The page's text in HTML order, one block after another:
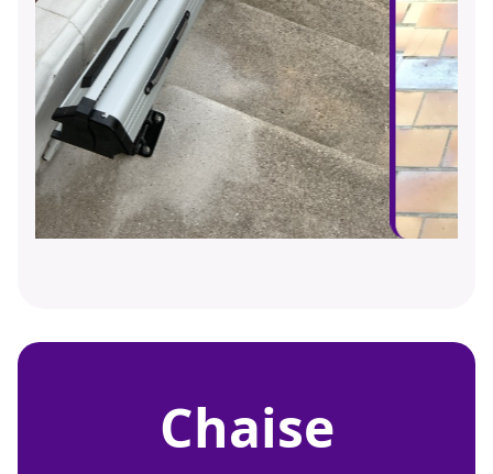
chaise